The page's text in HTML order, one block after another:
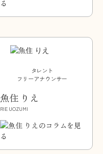
タレント
フリーアナウンサー
魚住 りえ
RIE UOZUMI